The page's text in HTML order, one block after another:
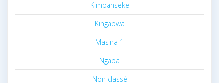
Kimbanseke
Kingabwa
Masina 1
Ngaba
Non classé